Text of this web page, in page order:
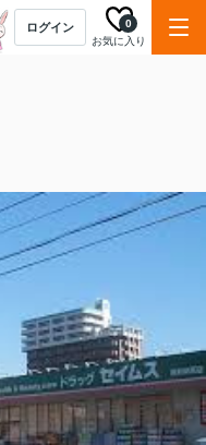
ログイン
お気に入り
0